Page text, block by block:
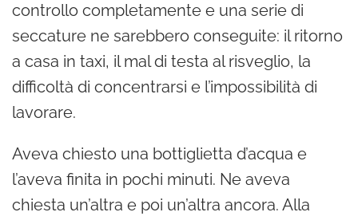
controllo completamente e una serie di
seccature ne sarebbero conseguite: il ritorno
a casa in taxi, il mal di testa al risveglio, la
difficoltà di concentrarsi e l’impossibilità di
lavorare.
Aveva chiesto una bottiglietta d’acqua e
l’aveva finita in pochi minuti. Ne aveva
chiesta un’altra e poi un’altra ancora. Alla